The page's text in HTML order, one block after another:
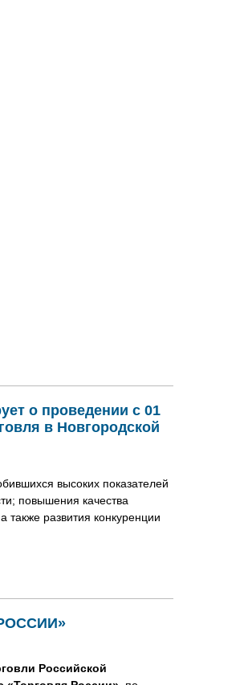
о проведении с 01
в Новгородской
высоких показателей
повышения качества
также развития конкуренции
Российской